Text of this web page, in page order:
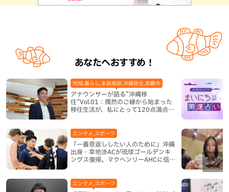
あなたへおすすめ！
アナウンサーが語る”沖縄移
住”Vol.01：偶然のご縁から始まった
移住生活が、私にとって120点満点に
地域,暮らし,本島南部,沖縄移住,那覇市
「一番恩返ししたい人のために」沖縄
出身・幸地渉ACが琉球ゴールデンキ
ングス復帰。マクヘンリーAHCに信頼
エンタメ,スポーツ
エンタメ,スポーツ